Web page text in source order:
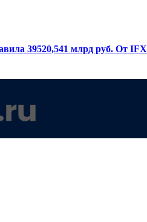
39520,541 млрд руб. От IFX